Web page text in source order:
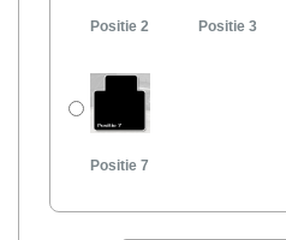
Positie 2 Positie 3
Positie 7